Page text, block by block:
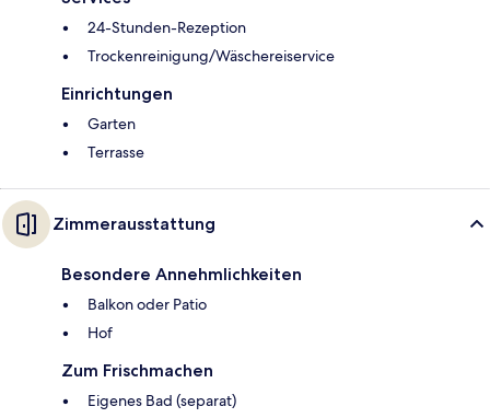
24-Stunden-Rezeption
Trockenreinigung/Wäschereiservice
Einrichtungen
Garten
Terrasse
Zimmerausstattung
Besondere Annehmlichkeiten
Balkon oder Patio
Hof
Zum Frischmachen
Eigenes Bad (separat)